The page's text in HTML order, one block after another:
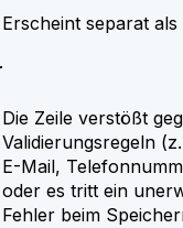
Erscheint separat als
Die Zeile verstößt
Validierungsregeln
E-Mail,
oder es tritt ein
Fehler beim